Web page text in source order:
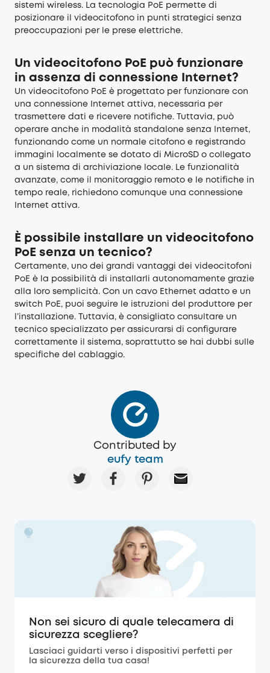
sistemi wireless. La tecnologia PoE permette di
posizionare il videocitofono in punti strategici senza
preoccupazioni per le prese elettriche.
Un videocitofono PoE può funzionare
in assenza di connessione Internet?
Un videocitofono PoE è progettato per funzionare con
una connessione Internet attiva, necessaria per
trasmettere dati e ricevere notifiche. Tuttavia, può
operare anche in modalità standalone senza Internet,
funzionando come un normale citofono e registrando
immagini localmente se dotato di MicroSD o collegato
a un sistema di archiviazione locale. Le funzionalità
avanzate, come il monitoraggio remoto e le notifiche in
tempo reale, richiedono comunque una connessione
Internet attiva.
È possibile installare un videocitofono
PoE senza un tecnico?
Certamente, uno dei grandi vantaggi dei videocitofoni
PoE è la possibilità di installarli autonomamente grazie
alla loro semplicità. Con un cavo Ethernet adatto e un
switch PoE, puoi seguire le istruzioni del produttore per
l’installazione. Tuttavia, è consigliato consultare un
tecnico specializzato per assicurarsi di configurare
correttamente il sistema, soprattutto se hai dubbi sulle
specifiche del cablaggio.
Contributed by
eufy team
Non sei sicuro di quale telecamera di
sicurezza scegliere?
Lasciaci guidarti verso i dispositivi perfetti per
la sicurezza della tua casa!